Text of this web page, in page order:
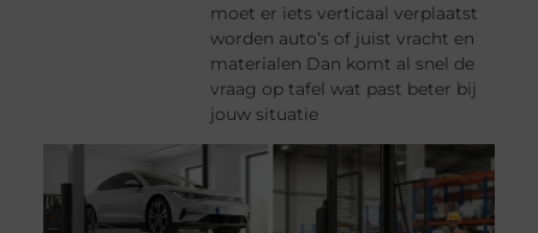
moet er iets verticaal verplaatst
worden auto’s of juist vracht en
materialen Dan komt al snel de
vraag op tafel wat past beter bij
jouw situatie